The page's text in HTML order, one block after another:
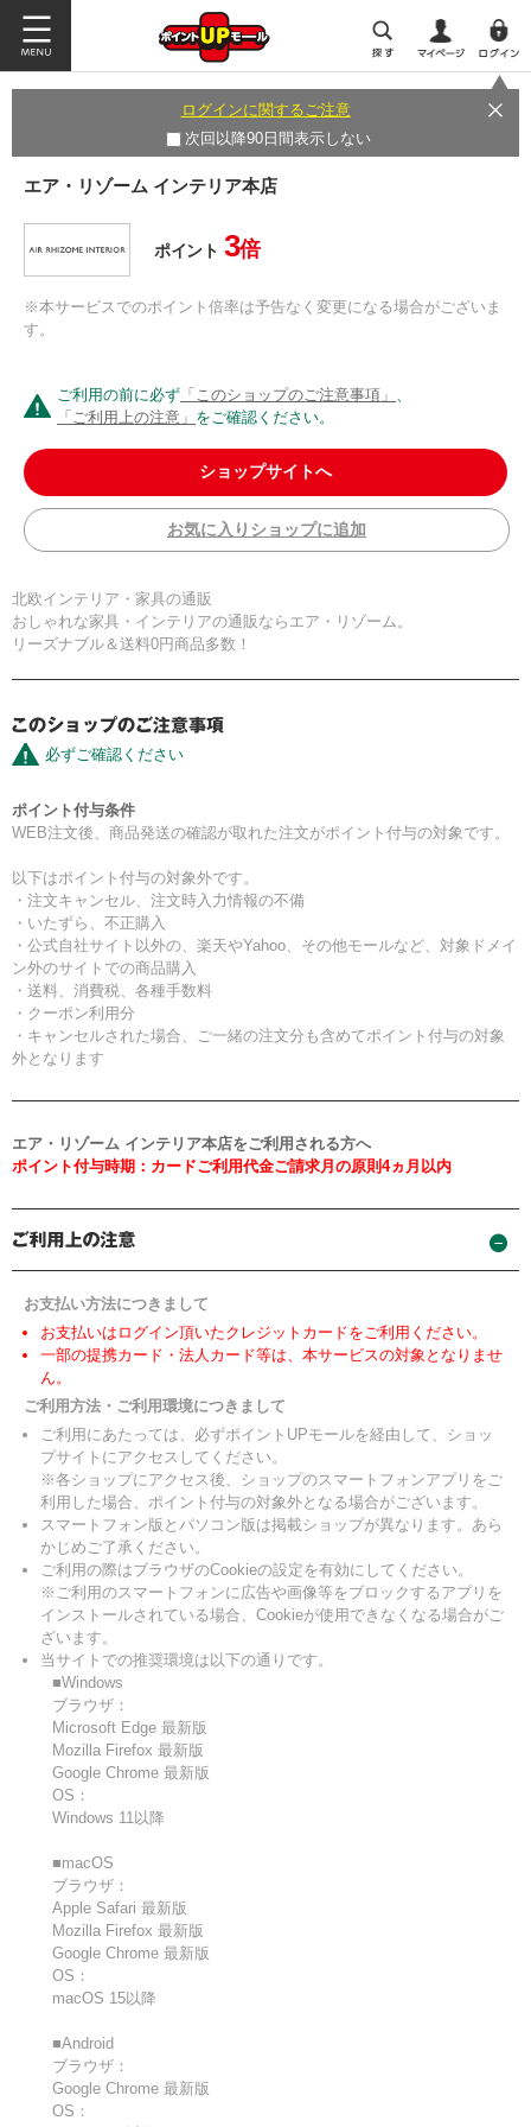
ログインに関するご注意
次回以降90日間表示しない
エア・リゾーム インテリア本店
ポイント 3倍
※本サービスでのポイント倍率は予告なく変更になる場合がございま
す。
ご利用の前に必ず 「このショップのご注意事項」 、
「ご利用上の注意」 をご確認ください。
ショップサイトへ
お気に入りショップに追加
北欧インテリア・家具の通販
おしゃれな家具・インテリアの通販ならエア・リゾーム。
リーズナブル＆送料0円商品多数！
必ずご確認ください
ポイント付与条件
WEB注文後、商品発送の確認が取れた注文がポイント付与の対象です。
以下はポイント付与の対象外です。
・注文キャンセル、注文時入力情報の不備
・いたずら、不正購入
・公式自社サイト以外の、楽天やYahoo、その他モールなど、対象ドメイ
ン外のサイトでの商品購入
・送料、消費税、各種手数料
・クーポン利用分
・キャンセルされた場合、ご一緒の注文分も含めてポイント付与の対象
外となります
エア・リゾーム インテリア本店をご利用される方へ
ポイント付与時期：カードご利用代金ご請求月の原則4ヵ月以内
お支払い方法につきまして
お支払いはログイン頂いたクレジットカードをご利用ください。
一部の提携カード・法人カード等は、本サービスの対象となりませ
ん。
ご利用方法・ご利用環境につきまして
ご利用にあたっては、必ずポイントUPモールを経由して、ショッ
プサイトにアクセスしてください。
※各ショップにアクセス後、ショップのスマートフォンアプリをご
利用した場合、ポイント付与の対象外となる場合がございます。
スマートフォン版とパソコン版は掲載ショップが異なります。あら
かじめご了承ください。
ご利用の際はブラウザのCookieの設定を有効にしてください。
※ご利用のスマートフォンに広告や画像等をブロックするアプリを
インストールされている場合、Cookieが使用できなくなる場合がご
ざいます。
当サイトでの推奨環境は以下の通りです。
■Windows
ブラウザ：
Microsoft Edge 最新版
Mozilla Firefox 最新版
Google Chrome 最新版
OS：
Windows 11以降
■macOS
ブラウザ：
Apple Safari 最新版
Mozilla Firefox 最新版
Google Chrome 最新版
OS：
macOS 15以降
■Android
ブラウザ：
Google Chrome 最新版
OS：